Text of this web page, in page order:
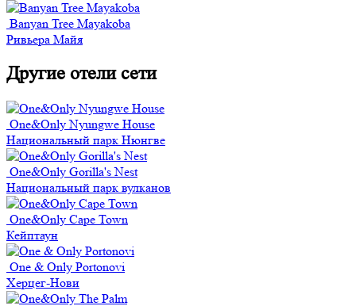
Banyan Tree Mayakoba
Ривьера Майя
Другие отели сети
One&Only Nyungwe House
Национальный парк Нюнгве
One&Only Gorilla's Nest
Национальный парк вулканов
One&Only Cape Town
Кейптаун
One & Only Portonovi
Херцег-Нови